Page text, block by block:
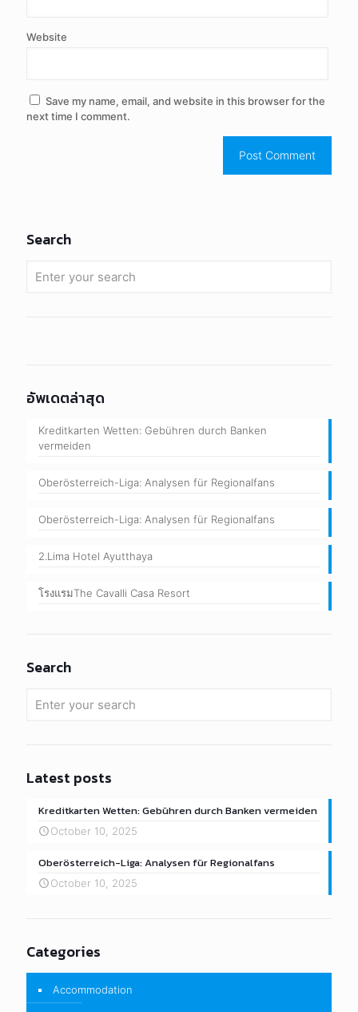
Website
Save my name, email, and website in this browser for the
next time I comment.
Search
อัพเดตล่าสุด
Kreditkarten Wetten: Gebühren durch Banken
vermeiden
Oberösterreich-Liga: Analysen für Regionalfans
Oberösterreich-Liga: Analysen für Regionalfans
2.Lima Hotel Ayutthaya
โรงแรมThe Cavalli Casa Resort
Search
Latest posts
Kreditkarten Wetten: Gebühren durch Banken vermeiden
October 10, 2025
Oberösterreich-Liga: Analysen für Regionalfans
October 10, 2025
Categories
Accommodation